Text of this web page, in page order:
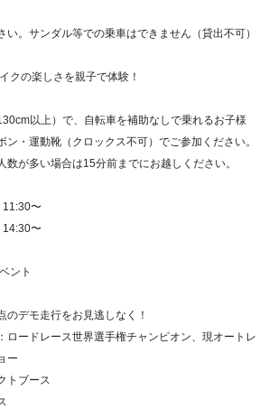
い。サンダル等での乗車はできません（貸出不可）
クの楽しさを親子で体験！
以上）で、自転車を補助なしで乗れるお子様
ン・運動靴（クロックス不可）でご参加ください。
が多い場合は15分前までにお越しください。
11:30〜
14:30〜
ント
のデモ走行をお見逃しなく！
ロードレース世界選手権チャンピオン、現オートレ
ー
トブース